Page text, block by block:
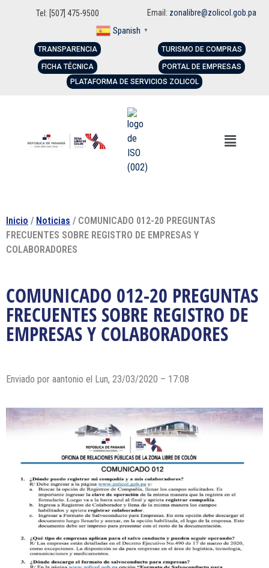
Tel: [507] 475-9500 Email: zonalibre@zolicol.gob.pa
Spanish ▼
TRANSPARENCIA
FICHA TÉCNICA
TURISMO DE COMPRAS
PORTAL DE EMPRESAS
PLATAFORMA DE SERVICIOS ZOLICOL
Inicio / Noticias / COMUNICADO 012-20 PREGUNTAS
FRECUENTES SOBRE REGISTRO DE EMPRESAS Y
COLABORADORES
COMUNICADO 012-20 PREGUNTAS
FRECUENTES SOBRE REGISTRO DE
EMPRESAS Y COLABORADORES
Enviado por aantonio el Lun, 23/03/2020 – 17:08